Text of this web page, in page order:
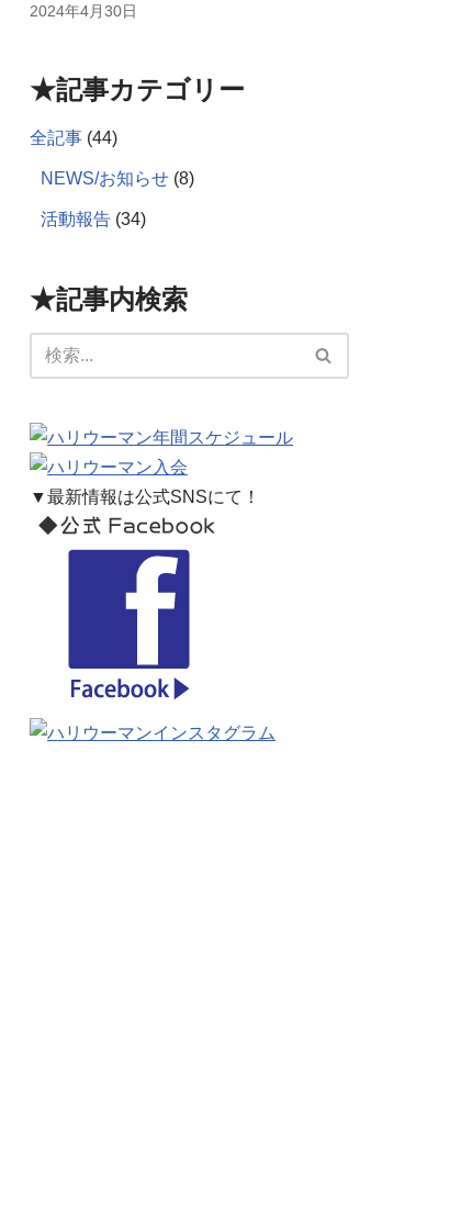
2024年4月30日
★記事カテゴリー
全記事 (44)
NEWS/お知らせ (8)
活動報告 (34)
★記事内検索
▼最新情報は公式SNSにて！